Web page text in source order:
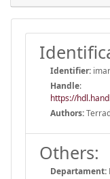
Identifier:
Handle:
https://
Authors:
Others:
Departament: